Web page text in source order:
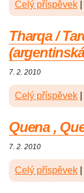
Celý příspěvek
Tharqa /
7. 2. 2010
Celý příspěvek
Quena ,
7. 2. 2010
Celý příspěvek